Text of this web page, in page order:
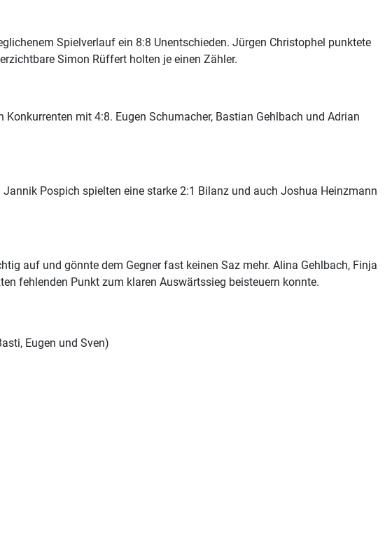
Spielverlauf ein 8:8 Unentschieden. Jürgen Christophel punktete
Simon Rüffert holten je einen Zähler.
mit 4:8. Eugen Schumacher, Bastian Gehlbach und Adrian
Pospich spielten eine starke 2:1 Bilanz und auch Joshua Heinzmann
auf und gönnte dem Gegner fast keinen Saz mehr. Alina Gehlbach, Finja
fehlenden Punkt zum klaren Auswärtssieg beisteuern konnte.
Eugen und Sven)